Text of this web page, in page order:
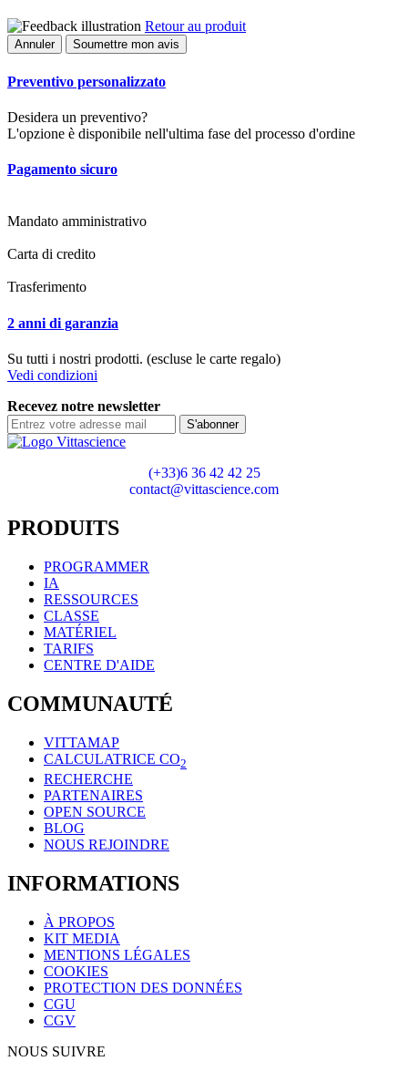
Retour au produit
Annuler Soumettre mon avis
Preventivo personalizzato
Desidera un preventivo?
L'opzione è disponibile nell'ultima fase del processo d'ordine
Pagamento sicuro
Mandato amministrativo
Carta di credito
Trasferimento
2 anni di garanzia
Su tutti i nostri prodotti. (escluse le carte regalo)
Vedi condizioni
Recevez notre newsletter
S'abonner
(+33)6 36 42 42 25
contact@vittascience.com
PRODUITS
PROGRAMMER
IA
RESSOURCES
CLASSE
MATÉRIEL
TARIFS
CENTRE D'AIDE
COMMUNAUTÉ
VITTAMAP
CALCULATRICE CO2
RECHERCHE
PARTENAIRES
OPEN SOURCE
BLOG
NOUS REJOINDRE
INFORMATIONS
À PROPOS
KIT MEDIA
MENTIONS LÉGALES
COOKIES
PROTECTION DES DONNÉES
CGU
CGV
NOUS SUIVRE